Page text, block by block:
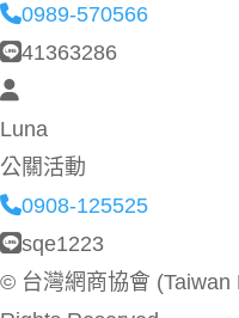
0989-570566
41363286
Luna
公關活動
0908-125525
sqe1223
© 台灣網商協會